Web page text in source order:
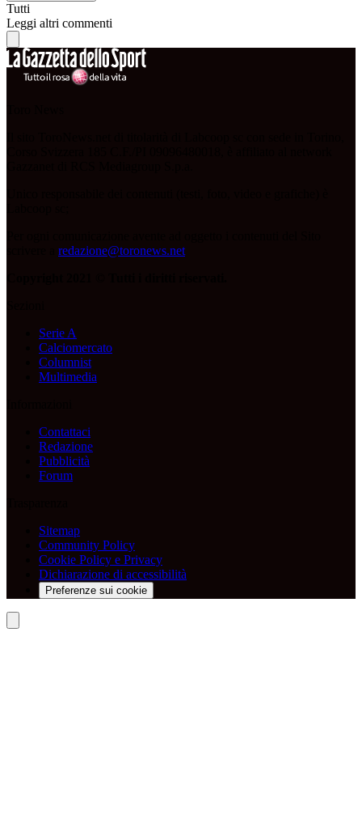
Tutti
Leggi altri commenti
redazione@toronews.net
Serie A
Calciomercato
Columnist
Multimedia
Contattaci
Redazione
Pubblicità
Forum
Sitemap
Community Policy
Cookie Policy e Privacy
Dichiarazione di accessibilità
Preferenze sui cookie